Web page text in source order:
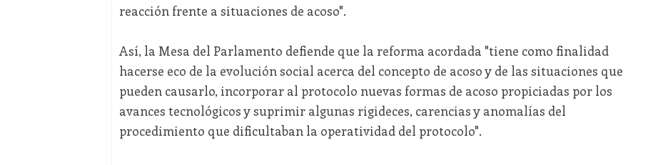
reacción frente a situaciones de acoso".
Así, la Mesa del Parlamento defiende que la reforma acordada "tiene como finalidad
hacerse eco de la evolución social acerca del concepto de acoso y de las situaciones que
pueden causarlo, incorporar al protocolo nuevas formas de acoso propiciadas por los
avances tecnológicos y suprimir algunas rigideces, carencias y anomalías del
procedimiento que dificultaban la operatividad del protocolo".